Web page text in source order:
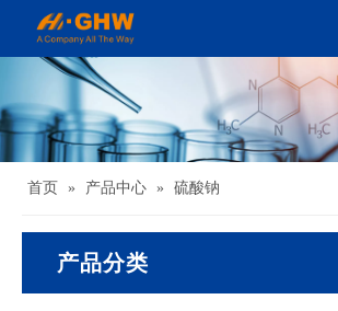
首页 » 产品中心 » 硫酸钠
产品分类